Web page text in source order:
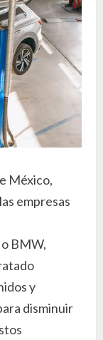
México,
empresas
BMW,
y
disminuir